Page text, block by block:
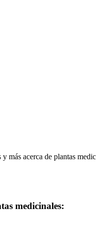
más acerca de plantas
medicinales: